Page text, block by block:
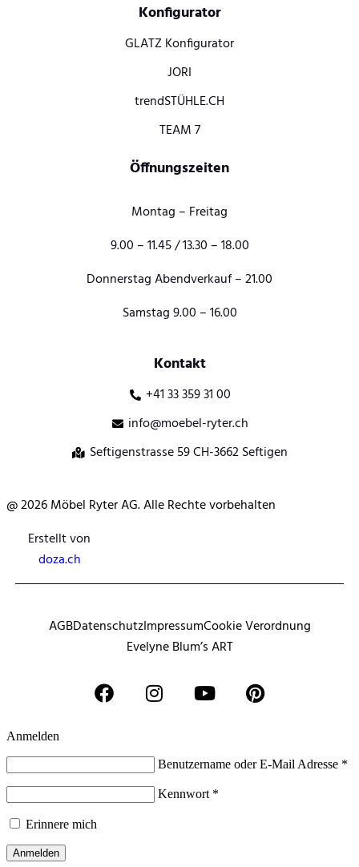
Konfigurator
GLATZ Konfigurator
JORI
trendSTÜHLE.CH
TEAM 7
Öffnungszeiten
Montag – Freitag
9.00 – 11.45 / 13.30 – 18.00
Donnerstag Abendverkauf – 21.00
Samstag 9.00 – 16.00
Kontakt
+41 33 359 31 00
info@moebel-ryter.ch
Seftigenstrasse 59 CH-3662 Seftigen
@ 2026 Möbel Ryter AG. Alle Rechte vorbehalten
Erstellt von
doza.ch
AGBDatenschutzImpressumCookie Verordnung
Evelyne Blum’s ART
Anmelden
Benutzername oder E-Mail Adresse *
Kennwort *
Erinnere mich
Anmelden